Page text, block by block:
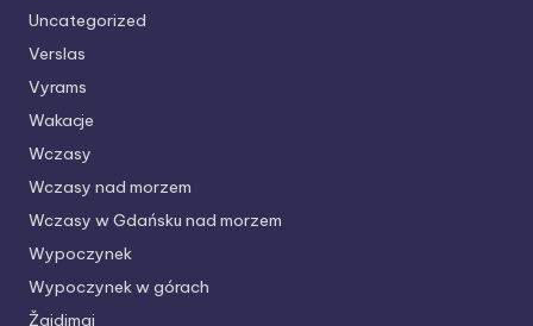
Uncategorized
Verslas
Vyrams
Wakacje
Wczasy
Wczasy nad morzem
Wczasy w Gdańsku nad morzem
Wypoczynek
Wypoczynek w górach
Žaidimai